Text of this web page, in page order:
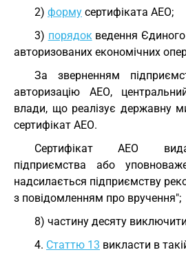
2) форму сертифіката АЕО;
3) порядокведення
авторизованих економічних
За зверненням
авторизацію АЕО,
влади, що реалізує державну
сертифікат АЕО.
Сертифікат АЕО
підприємства або
надсилається підприємству
з повідомленням про вручення";
8) частину десяту
4. Статтю 13 викласти в